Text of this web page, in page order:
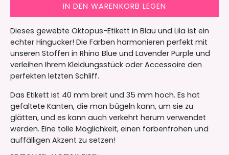
IN DEN WARENKORB LEGEN
Dieses gewebte Oktopus-Etikett in Blau und Lila ist ein
echter Hingucker! Die Farben harmonieren perfekt mit
unseren Stoffen in Rhino Blue und Lavender Purple und
verleihen Ihrem Kleidungsstück oder Accessoire den
perfekten letzten Schliff.
Das Etikett ist 40 mm breit und 35 mm hoch. Es hat
gefaltete Kanten, die man bügeln kann, um sie zu
glätten, und es kann auch verkehrt herum verwendet
werden. Eine tolle Möglichkeit, einen farbenfrohen und
auffälligen Akzent zu setzen!